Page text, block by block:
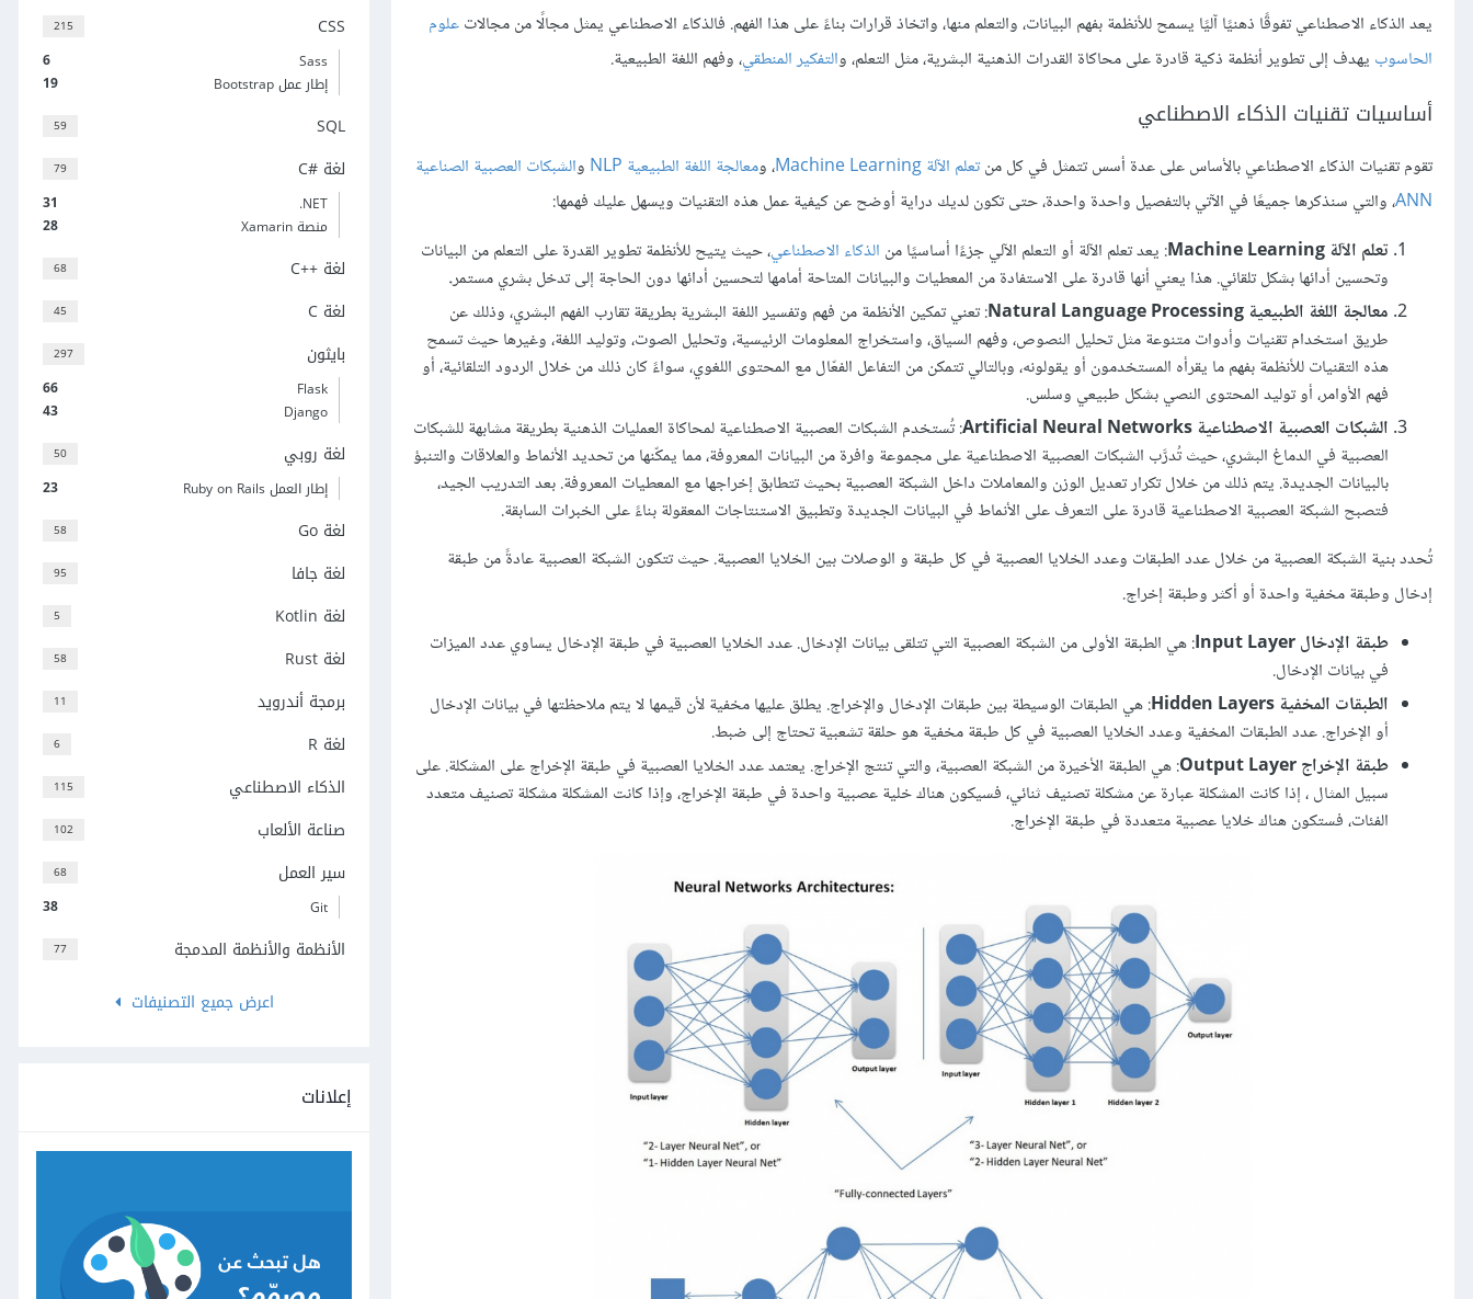
يعد الذكاء الاصطناعي تفوقًا ذهنيًا آليًا يسمح للأنظمة بفهم البيانات، والتعلم منها، واتخاذ قرارات بناءً على هذا الفهم. فالذكاء الاصطناعي يمثل مجالًا من مجالاتعلوم
الحاسوب يهدف إلى تطوير أنظمة ذكية قادرة على محاكاة القدرات الذهنية البشرية، مثل التعلم، والتفكير المنطقي، وفهم اللغة الطبيعية.
أساسيات تقنيات الذكاء الاصطناعي
تقوم تقنيات الذكاء الاصطناعي بالأساس على عدة أسس تتمثل في كل منتعلم الآلة Machine Learning ، ومعالجة اللغة الطبيعية NLP والشبكات العصبية الصناعية
ANN، والتي سنذكرها جميعًا في الآتي بالتفصيل واحدة واحدة، حتى تكون لديك دراية أوضح عن كيفية عمل هذه التقنيات ويسهل عليك فهمها:
تعلم الآلة Machine Learning
: يعد تعلم الآلة أو التعلم الآلي جزءًا أساسيًا من الذكاء الاصطناعي، حيث يتيح للأنظمة تطوير القدرة على التعلم من البيانات
وتحسين أدائها بشكل تلقائي. هذا يعني أنها قادرة على الاستفادة من المعطيات والبيانات المتاحة أمامها لتحسين أدائها دون الحاجة إلى تدخل بشري مستمر.
معالجة اللغة الطبيعية Natural Language Processing
: تعني تمكين الأنظمة من فهم وتفسير اللغة البشرية بطريقة تقارب الفهم البشري، وذلك عن
طريق استخدام تقنيات وأدوات متنوعة مثل تحليل النصوص، وفهم السياق، واستخراج المعلومات الرئيسية، وتحليل الصوت، وتوليد اللغة، وغيرها حيث تسمح
هذه التقنيات للأنظمة بفهم ما يقرأه المستخدمون أو يقولونه، وبالتالي تتمكن من التفاعل الفعّال مع المحتوى اللغوي، سواءً كان ذلك من خلال الردود التلقائية، أو
فهم الأوامر، أو توليد المحتوى النصي بشكل طبيعي وسلس.
الشبكات العصبية الاصطناعية Artificial Neural Networks
: تُستخدم الشبكات العصبية الاصطناعية لمحاكاة العمليات الذهنية بطريقة مشابهة للشبكات
العصبية في الدماغ البشري، حيث تُدرَّب الشبكات العصبية الاصطناعية على مجموعة وافرة من البيانات المعروفة، مما يمكّنها من تحديد الأنماط والعلاقات والتنبؤ
بالبيانات الجديدة. يتم ذلك من خلال تكرار تعديل الوزن والمعاملات داخل الشبكة العصبية بحيث تتطابق إخراجها مع المعطيات المعروفة. بعد التدريب الجيد،
فتصبح الشبكة العصبية الاصطناعية قادرة على التعرف على الأنماط في البيانات الجديدة وتطبيق الاستنتاجات المعقولة بناءً على الخبرات السابقة.
تُحدد بنية الشبكة العصبية من خلال عدد الطبقات وعدد الخلايا العصبية في كل طبقة و الوصلات بين الخلايا العصبية. حيث تتكون الشبكة العصبية عادةً من طبقة
إدخال وطبقة مخفية واحدة أو أكثر وطبقة إخراج.
طبقة الإدخال Input Layer
: هي الطبقة الأولى من الشبكة العصبية التي تتلقى بيانات الإدخال. عدد الخلايا العصبية في طبقة الإدخال يساوي عدد الميزات
في بيانات الإدخال.
الطبقات المخفية Hidden Layers
:هي الطبقات الوسيطة بين طبقات الإدخال والإخراج. يطلق عليها مخفية لأن قيمها لا يتم ملاحظتها في بيانات الإدخال
أو الإخراج. عدد الطبقات المخفية وعدد الخلايا العصبية في كل طبقة مخفية هو حلقة تشعبية تحتاج إلى ضبط.
طبقة الإخراج Output Layer
: هي الطبقة الأخيرة من الشبكة العصبية، والتي تنتج الإخراج. يعتمد عدد الخلايا العصبية في طبقة الإخراج على المشكلة. على
سبيل المثال ، إذا كانت المشكلة عبارة عن مشكلة تصنيف ثنائي، فسيكون هناك خلية عصبية واحدة في طبقة الإخراج، وإذا كانت المشكلة مشكلة تصنيف متعدد
الفئات، فستكون هناك خلايا عصبية متعددة في طبقة الإخراج.
215 CSS
6
Sass
19
إطار عمل Bootstrap
59 SQL
79 لغة C#‎
31
‎.NET
28
منصة Xamarin
68 لغة C++‎
45 لغة C
297 بايثون
66
Flask
43
Django
50 لغة روبي
23 إطار العمل Ruby on Rails
58 لغة Go
95 لغة جافا
5 لغة Kotlin
58 لغة Rust
11 برمجة أندرويد
6 لغة R
115 الذكاء الاصطناعي
102 صناعة الألعاب
68 سير العمل
38 Git
77
الأنظمة والأنظمة المدمجة
اعرض جميع التصنيفات
إعلانات